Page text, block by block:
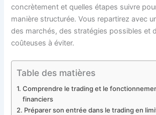
concrètement et quelles étapes suivre
manière structurée. Vous repartirez avec
des marchés, des stratégies possibles et
coûteuses à éviter.
Table des matières
Comprendre le trading et le
financiers
Préparer son entrée dans le trading en